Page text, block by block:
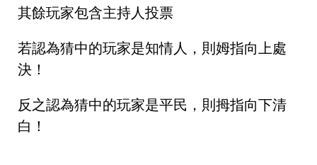
其餘玩家包含主持人投票
若認為猜中的玩家是知情人，則姆指向上處
決！
反之認為猜中的玩家是平民，則拇指向下清
白！